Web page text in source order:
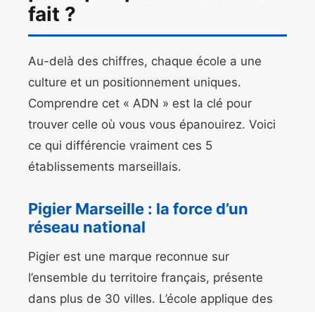
fait ?
Au-delà des chiffres, chaque école a une
culture et un positionnement uniques.
Comprendre cet « ADN » est la clé pour
trouver celle où vous vous épanouirez. Voici
ce qui différencie vraiment ces 5
établissements marseillais.
Pigier Marseille : la force d’un
réseau national
Pigier est une marque reconnue sur
l’ensemble du territoire français, présente
dans plus de 30 villes. L’école applique des